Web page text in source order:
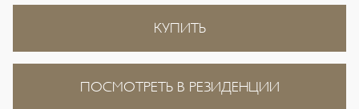
КУПИТЬ
ПОСМОТРЕТЬ В РЕЗИДЕНЦИИ